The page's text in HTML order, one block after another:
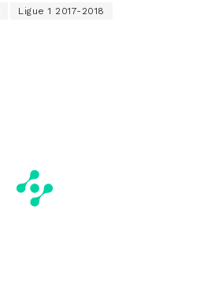
Ligue 1 2017-2018